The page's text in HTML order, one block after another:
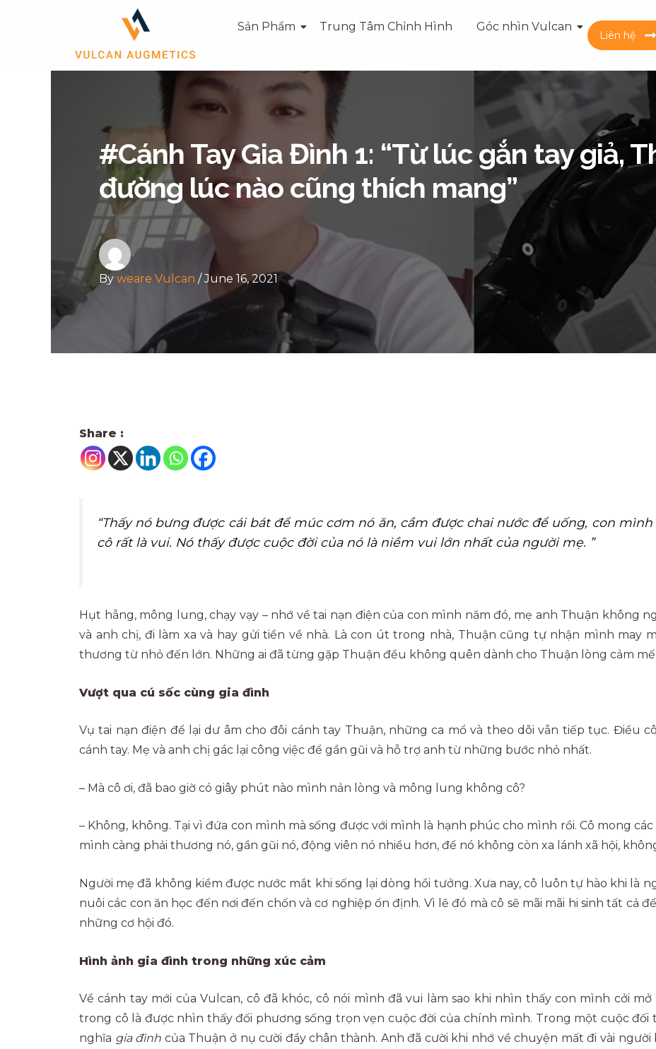
Sản Phẩm Trung Tâm Chỉnh Hình Góc nhìn Vulcan
Liên hệ
#Cánh Tay Gia Đình 1: “Từ lúc gắn tay giả,
đường lúc nào cũng thích mang”
By weare Vulcan /June 16, 2021
Share :
“Thấy nó bưng được cái bát để múc cơm nó ăn, cầm được chai nước để uống, con
cô rất là vui. Nó thấy được cuộc đời của nó là niềm vui lớn nhất của người mẹ. ”
Hụt hẫng, mông lung, chạy vạy – nhớ về tai nạn điện của con mình năm đó, mẹ anh Thuận không
và anh chị, đi làm xa và hay gửi tiền về nhà. Là con út trong nhà, Thuận cũng tự nhận mình may
thương từ nhỏ đến lớn. Những ai đã từng gặp Thuận đều không quên dành cho Thuận lòng cảm
Vượt qua cú sốc cùng gia đình
Vụ tai nạn điện để lại dư âm cho đôi cánh tay Thuận, những ca mổ và theo dõi vẫn tiếp tục. Điều
cánh tay. Mẹ và anh chị gác lại công việc để gần gũi và hỗ trợ anh từ những bước nhỏ nhất.
– Mà cô ơi, đã bao giờ có giây phút nào mình nản lòng và mông lung không cô?
– Không, không. Tại vì đứa con mình mà sống được với mình là hạnh phúc cho mình rồi. Cô mong
mình càng phải thương nó, gần gũi nó, động viên nó nhiều hơn, để nó không còn xa lánh xã hội,
Người mẹ đã không kiềm được nước mắt khi sống lại dòng hồi tưởng. Xưa nay, cô luôn tự hào khi là
nuôi các con ăn học đến nơi đến chốn và cơ nghiệp ổn định. Vì lẽ đó mà cô sẽ mãi mãi hi sinh tất cả
những cơ hội đó.
Hình ảnh gia đình trong những xúc cảm
Về cánh tay mới của Vulcan, cô đã khóc, cô nói mình đã vui làm sao khi nhìn thấy con mình cởi
trong cô là được nhìn thấy đối phương sống trọn vẹn cuộc đời của chính mình. Trong một cuộc đối
nghĩa gia đình của Thuận ở nụ cười đầy chân thành. Anh đã cười khi nhớ về chuyện mất đi vài